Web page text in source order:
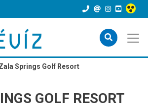
Springs Golf Resort
GOLF RESORT